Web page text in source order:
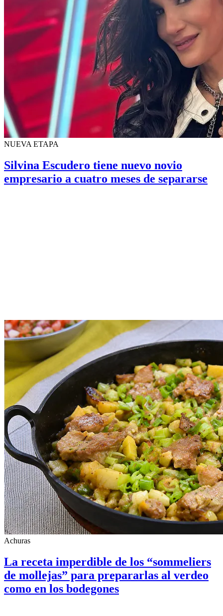
NUEVA ETAPA
Silvina Escudero tiene nuevo novio
empresario a cuatro meses de separarse
Achuras
La receta imperdible de los “sommeliers
de mollejas” para prepararlas al verdeo
como en los bodegones